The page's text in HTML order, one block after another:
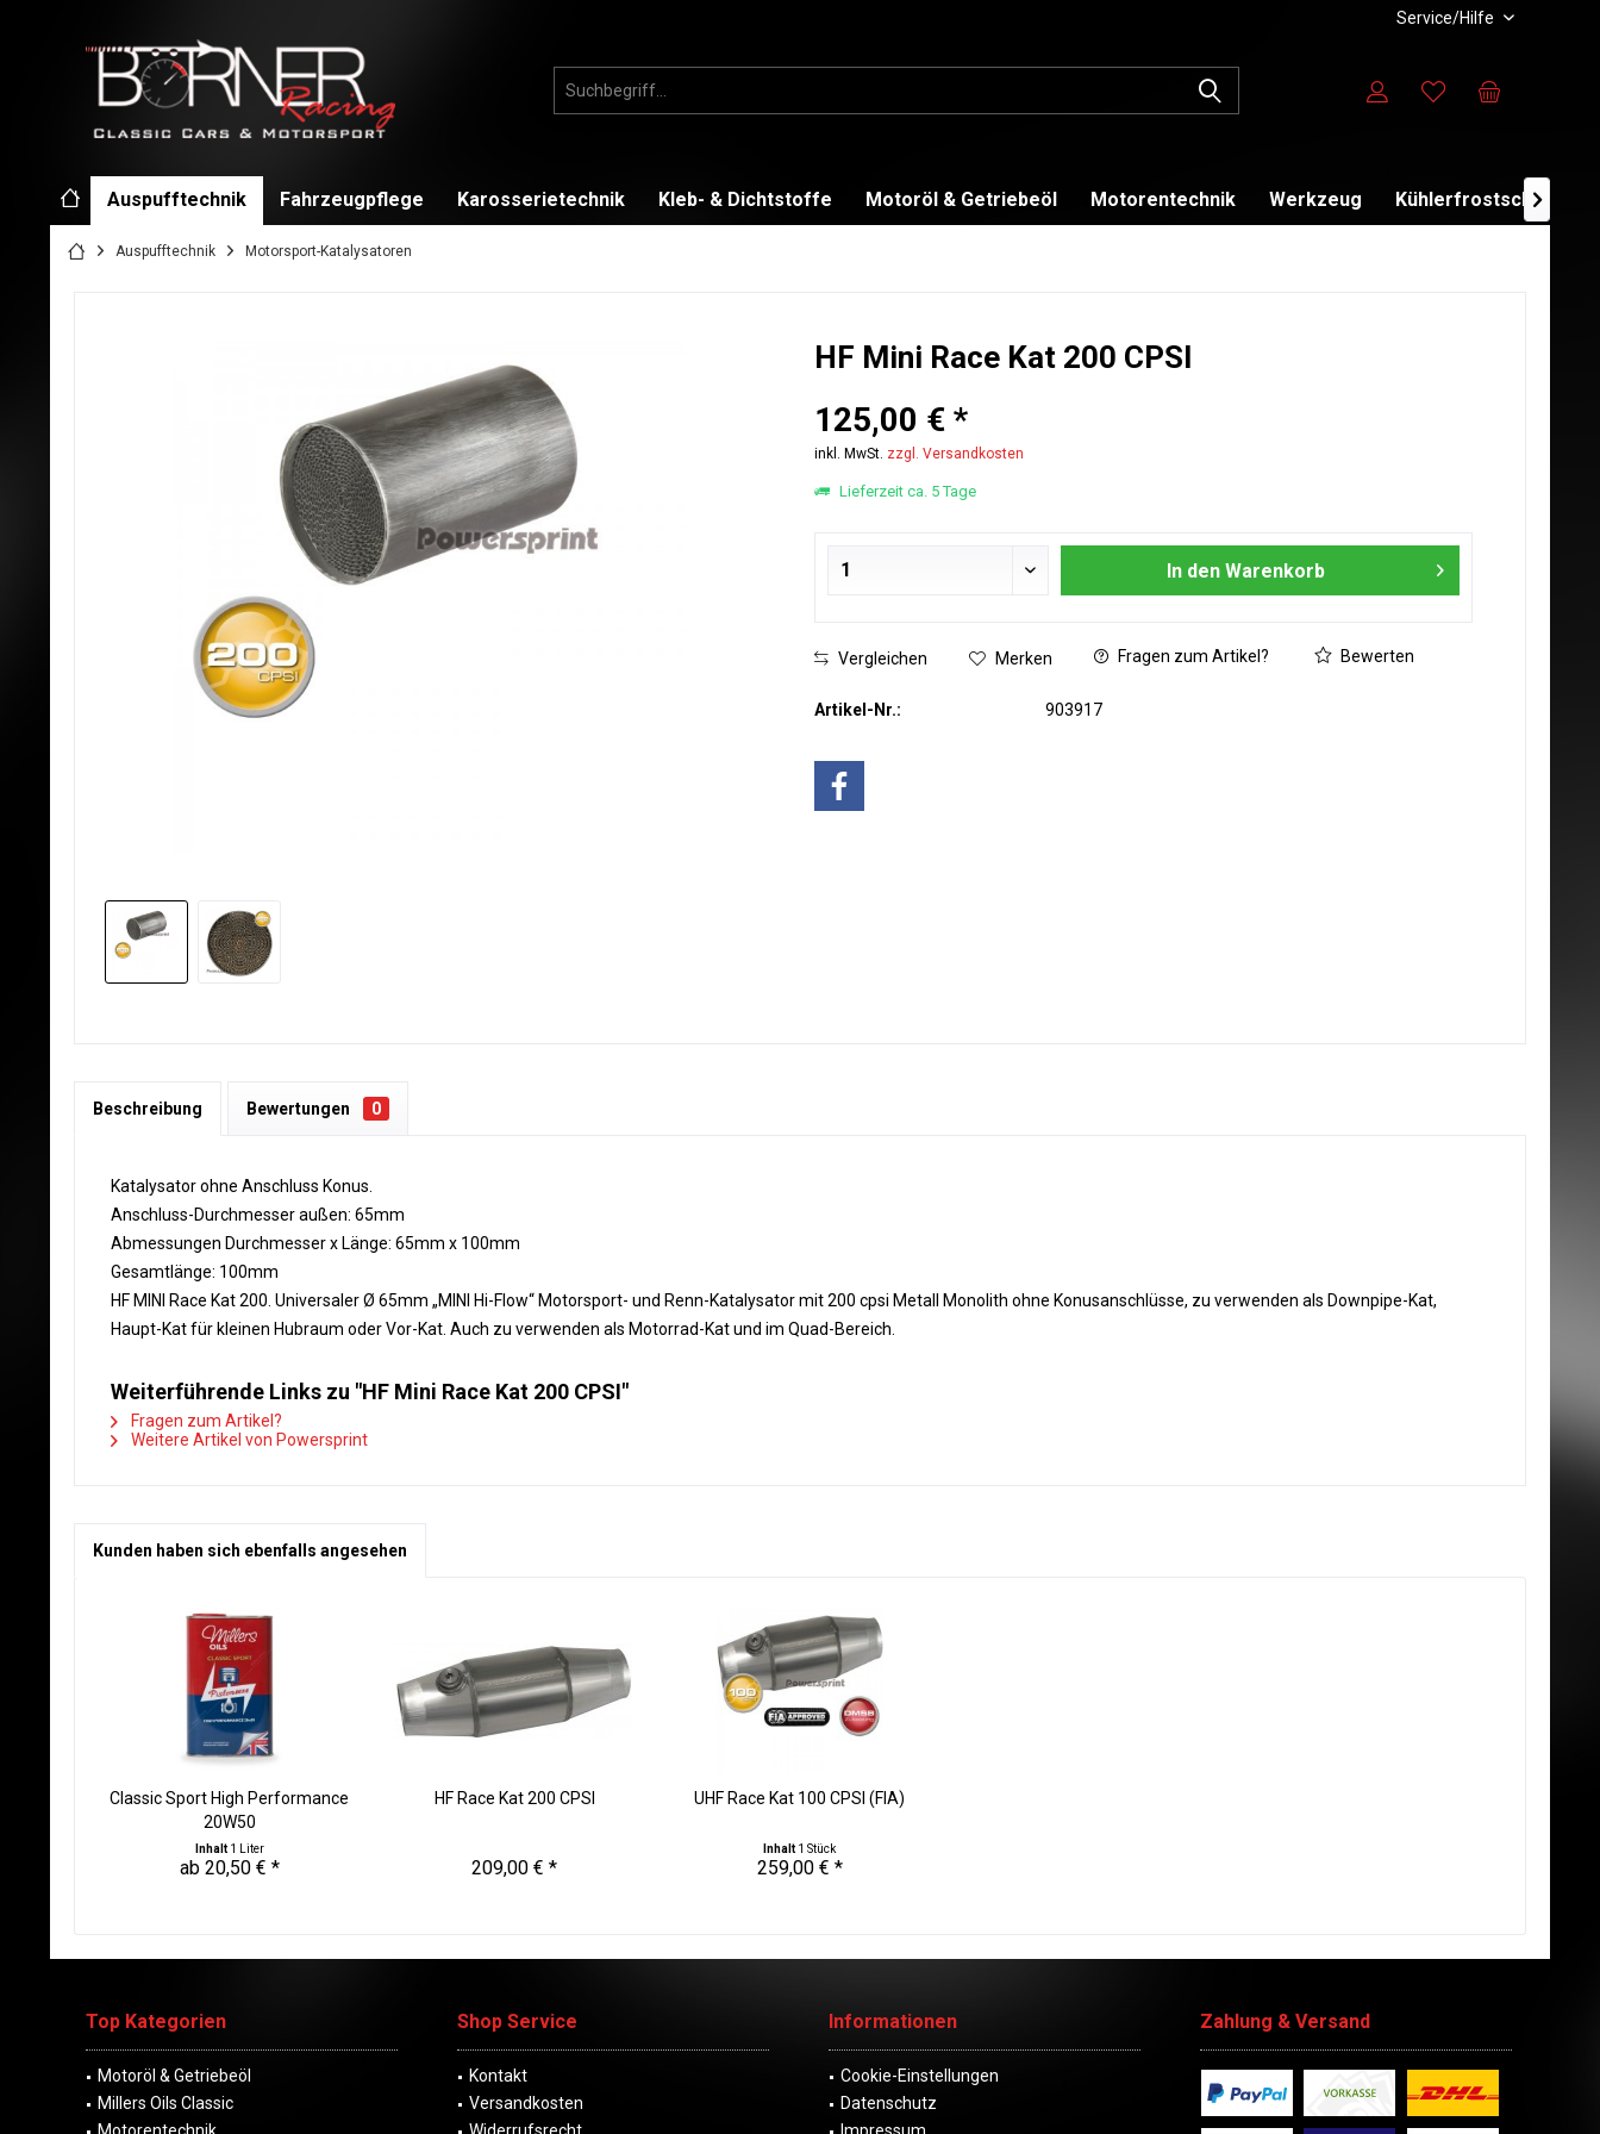
Service/Hilfe
Auspufftechnik Fahrzeugpflege Karosserietechnik Kleb- & Dichtstoffe Motoröl & Getriebeöl Motorentechnik Werkzeug Kühlerfrostschutz

Auspufftechnik Motorsport-Katalysatoren
HF Mini Race Kat 200 CPSI
125,00 € *
inkl. MwSt. zzgl. Versandkosten
Lieferzeit ca. 5 Tage
In den Warenkorb
Vergleichen Merken Fragen zum Artikel? Bewerten
Artikel-Nr.: 903917
Beschreibung Bewertungen 0
Katalysator ohne Anschluss Konus.
Anschluss-Durchmesser außen: 65mm
Abmessungen Durchmesser x Länge: 65mm x 100mm
Gesamtlänge: 100mm
HF MINI Race Kat 200. Universaler Ø 65mm „MINI Hi-Flow“ Motorsport- und Renn-Katalysator mit 200 cpsi Metall Monolith ohne Konusanschlüsse, zu verwenden als Downpipe-Kat,
Haupt-Kat für kleinen Hubraum oder Vor-Kat. Auch zu verwenden als Motorrad-Kat und im Quad-Bereich.
Weiterführende Links zu "HF Mini Race Kat 200 CPSI"
Fragen zum Artikel?
Weitere Artikel von Powersprint
Kunden haben sich ebenfalls angesehen
Classic Sport High Performance
20W50
Inhalt 1 Liter
ab 20,50 € *
HF Race Kat 200 CPSI
209,00 € *
UHF Race Kat 100 CPSI (FIA)
Inhalt 1 Stück
259,00 € *
Top Kategorien
Motoröl & Getriebeöl
Millers Oils Classic
Shop Service
Kontakt
Versandkosten
Informationen
Cookie-Einstellungen
Datenschutz
Zahlung & Versand